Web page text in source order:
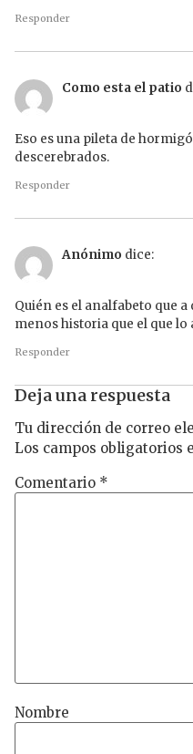
Responder
Como esta el patio
Eso es una pileta de
descerebrados.
Responder
Anónimo dice:
Quién es el analfabeto que
menos historia que el que lo
Responder
Deja una respuesta
Tu dirección de correo
Los campos obligatorios
Comentario *
Nombre